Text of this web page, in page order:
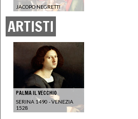
JACOPO NEGRETTI
ARTISTI
PALMA IL VECCHIO
SERINA 1490 - VENEZIA
1528